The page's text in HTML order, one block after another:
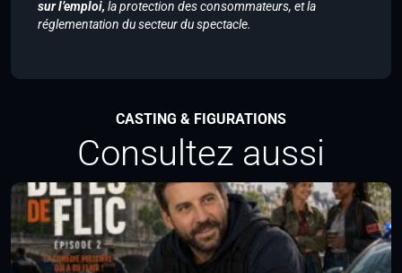
sur l’emploi, la protection des consommateurs, et la
réglementation du secteur du spectacle.
CASTING & FIGURATIONS
Consultez aussi